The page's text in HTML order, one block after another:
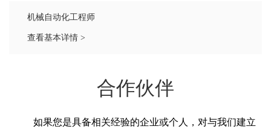
机械自动化工程师
查看基本详情 >
合作伙伴
如果您是具备相关经验的企业或个人，对与我们建立